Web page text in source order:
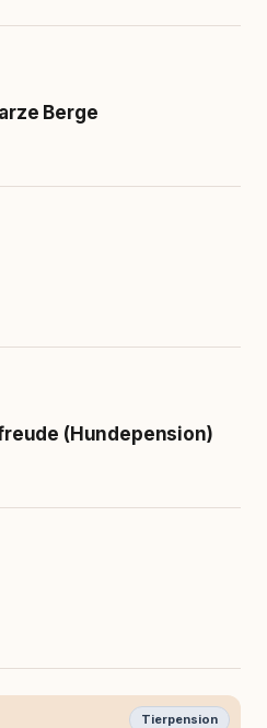
Berge
(Hundepension)
Tierpension